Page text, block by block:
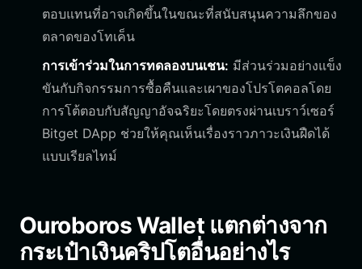
ตอบแทนที่อาจเกิดขึ้นในขณะที่สนับสนุนความลึกของ
ตลาดของโทเค็น
การเข้าร่วมในการทดลองบนเชน: มีส่วนร่วมอย่างแข็ง
ขันกับกิจกรรมการซื้อคืนและเผาของโปรโตคอลโดย
การโต้ตอบกับสัญญาอัจฉริยะโดยตรงผ่านเบราว์เซอร์
Bitget DApp ช่วยให้คุณเห็นเรื่องราวภาวะเงินฝืดได้
แบบเรียลไทม์
Ouroboros Wallet แตกต่างจาก
กระเป๋าเงินคริปโตอื่นอย่างไร